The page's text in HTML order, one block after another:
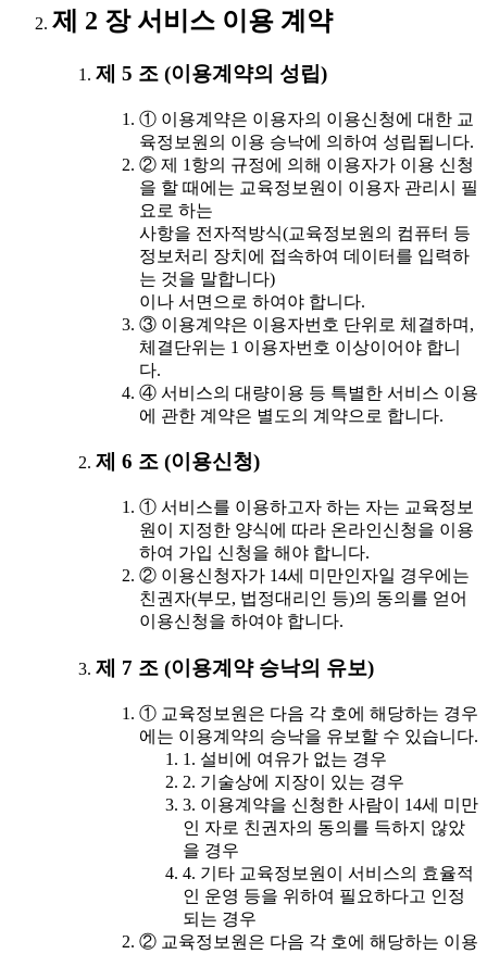
제 2 장 서비스 이용 계약
제 5 조 (이용계약의 성립)
① 이용계약은 이용자의 이용신청에 대한 교
육정보원의 이용 승낙에 의하여 성립됩니다.
② 제 1항의 규정에 의해 이용자가 이용 신청
을 할 때에는 교육정보원이 이용자 관리시 필
요로 하는
사항을 전자적방식(교육정보원의 컴퓨터 등
정보처리 장치에 접속하여 데이터를 입력하
는 것을 말합니다)
이나 서면으로 하여야 합니다.
③ 이용계약은 이용자번호 단위로 체결하며,
체결단위는 1 이용자번호 이상이어야 합니
다.
④ 서비스의 대량이용 등 특별한 서비스 이용
에 관한 계약은 별도의 계약으로 합니다.
제 6 조 (이용신청)
① 서비스를 이용하고자 하는 자는 교육정보
원이 지정한 양식에 따라 온라인신청을 이용
하여 가입 신청을 해야 합니다.
② 이용신청자가 14세 미만인자일 경우에는
친권자(부모, 법정대리인 등)의 동의를 얻어
이용신청을 하여야 합니다.
제 7 조 (이용계약 승낙의 유보)
① 교육정보원은 다음 각 호에 해당하는 경우
에는 이용계약의 승낙을 유보할 수 있습니다.
1. 설비에 여유가 없는 경우
2. 기술상에 지장이 있는 경우
3. 이용계약을 신청한 사람이 14세 미만
인 자로 친권자의 동의를 득하지 않았
을 경우
4. 기타 교육정보원이 서비스의 효율적
인 운영 등을 위하여 필요하다고 인정
되는 경우
② 교육정보원은 다음 각 호에 해당하는 이용